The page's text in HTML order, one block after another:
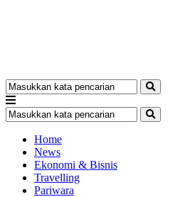
Home
News
Ekonomi & Bisnis
Travelling
Pariwara